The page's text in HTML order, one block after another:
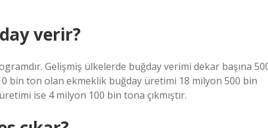
verir?
Gelişmiş ülkelerde buğday verimi dekar başına
bin ton olan ekmeklik buğday üretimi 18 milyon 500 bin
ise 4 milyon 100 bin tona çıkmıştır.